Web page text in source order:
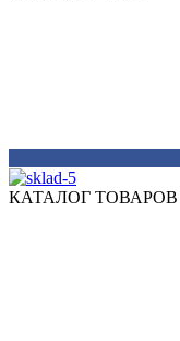
КАТАЛОГ ТОВАРОВ